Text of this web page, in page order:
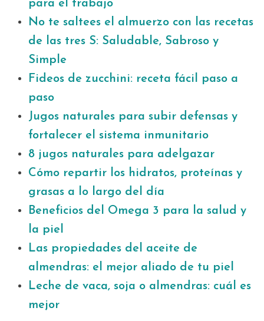
para el trabajo
No te saltees el almuerzo con las recetas
de las tres S: Saludable, Sabroso y
Simple
Fideos de zucchini: receta fácil paso a
paso
Jugos naturales para subir defensas y
fortalecer el sistema inmunitario
8 jugos naturales para adelgazar
Cómo repartir los hidratos, proteínas y
grasas a lo largo del día
Beneficios del Omega 3 para la salud y
la piel
Las propiedades del aceite de
almendras: el mejor aliado de tu piel
Leche de vaca, soja o almendras: cuál es
mejor